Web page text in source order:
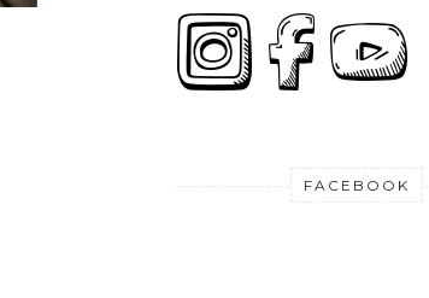
post, kiedy
Życie. I
Ba! Prawdę
FACEBOOK